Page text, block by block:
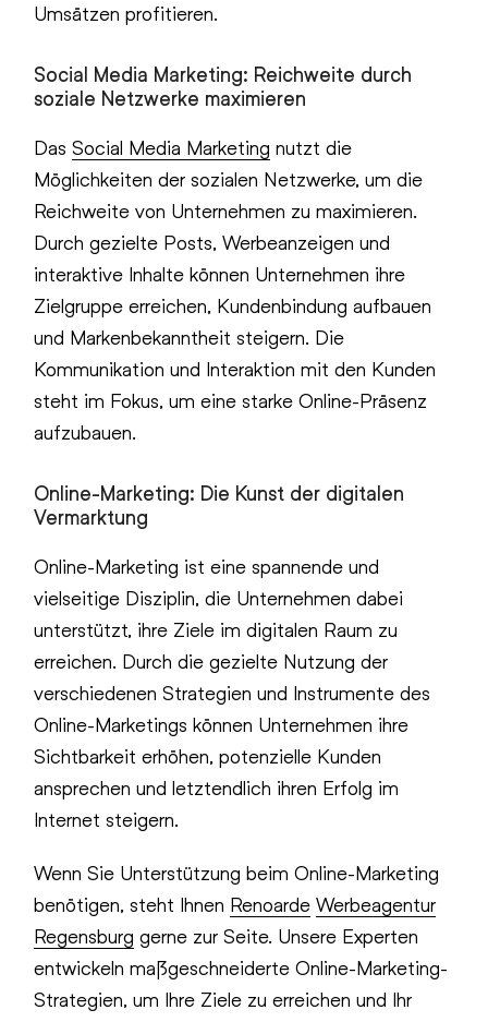
Umsätzen profitieren.
Social Media Marketing: Reichweite durch
soziale Netzwerke maximieren
DasSocial Media Marketing nutzt die
Möglichkeiten der sozialen Netzwerke, um die
Reichweite von Unternehmen zu maximieren.
Durch gezielte Posts, Werbeanzeigen und
interaktive Inhalte können Unternehmen ihre
Zielgruppe erreichen, Kundenbindung aufbauen
und Markenbekanntheit steigern. Die
Kommunikation und Interaktion mit den Kunden
steht im Fokus, um eine starke Online-Präsenz
aufzubauen.
Online-Marketing: Die Kunst der digitalen
Vermarktung
Online-Marketing ist eine spannende und
vielseitige Disziplin, die Unternehmen dabei
unterstützt, ihre Ziele im digitalen Raum zu
erreichen. Durch die gezielte Nutzung der
verschiedenen Strategien und Instrumente des
Online-Marketings können Unternehmen ihre
Sichtbarkeit erhöhen, potenzielle Kunden
ansprechen und letztendlich ihren Erfolg im
Internet steigern.
Wenn Sie Unterstützung beim Online-Marketing
benötigen, steht Ihnen Renoarde Werbeagentur
Regensburg gerne zur Seite. Unsere Experten
entwickeln maßgeschneiderte Online-Marketing-
Strategien, um Ihre Ziele zu erreichen und Ihr